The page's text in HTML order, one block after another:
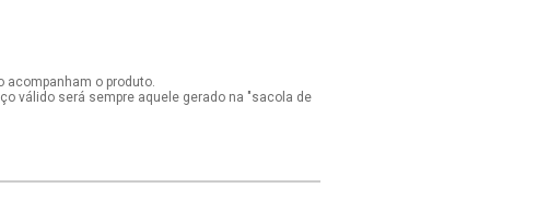
o produto.
válido será sempre aquele gerado na "sacola de